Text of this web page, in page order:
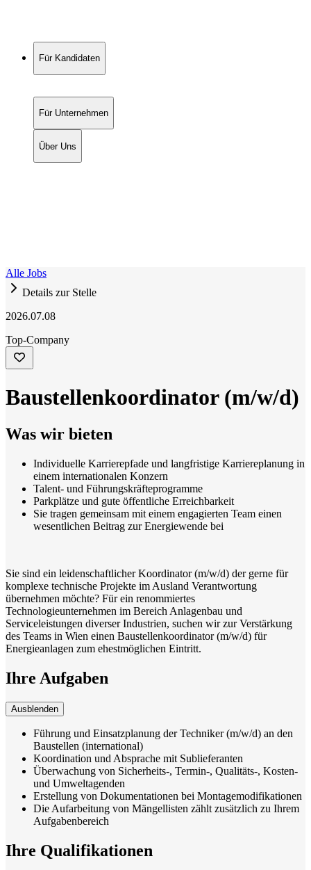
Für Kandidaten
Für Unternehmen
Über Uns
Alle Jobs
Details zur Stelle
2026.07.08
Top-Company
Baustellenkoordinator (m/w/d)
Was wir bieten
Individuelle Karrierepfade und langfristige Karriereplanung in
einem internationalen Konzern
Talent- und Führungskräfteprogramme
Parkplätze und gute öffentliche Erreichbarkeit
Sie tragen gemeinsam mit einem engagierten Team einen
wesentlichen Beitrag zur Energiewende bei
Sie sind ein leidenschaftlicher Koordinator (m/w/d) der gerne für
komplexe technische Projekte im Ausland Verantwortung
übernehmen möchte? Für ein renommiertes
Technologieunternehmen im Bereich Anlagenbau und
Serviceleistungen diverser Industrien, suchen wir zur Verstärkung
des Teams in Wien einen Baustellenkoordinator (m/w/d) für
Energieanlagen zum ehestmöglichen Eintritt.
Ihre Aufgaben
Ausblenden
Führung und Einsatzplanung der Techniker (m/w/d) an den
Baustellen (international)
Koordination und Absprache mit Sublieferanten
Überwachung von Sicherheits-, Termin-, Qualitäts-, Kosten-
und Umweltagenden
Erstellung von Dokumentationen bei Montagemodifikationen
Die Aufarbeitung von Mängellisten zählt zusätzlich zu Ihrem
Aufgabenbereich
Ihre Qualifikationen